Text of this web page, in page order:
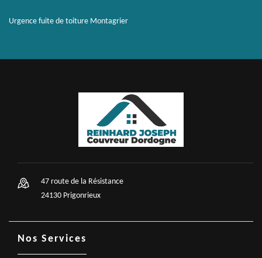
Urgence fuite de toiture Montagrier
47 route de la Résistance
24130 Prigonrieux
Nos Services